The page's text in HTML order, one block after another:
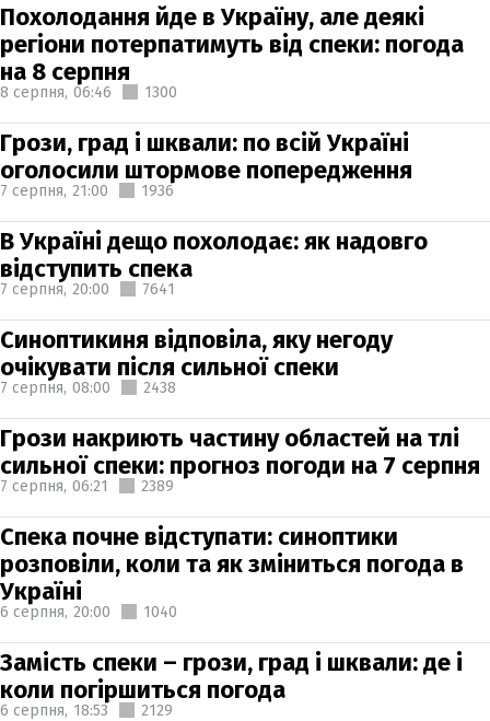
Похолодання йде в Україну, але деякі
регіони потерпатимуть від спеки: погода
на 8 серпня
8 серпня, 06:46 1300
Грози, град і шквали: по всій Україні
оголосили штормове попередження
7 серпня, 21:00 1936
В Україні дещо похолодає: як надовго
відступить спека
7 серпня, 20:00 7641
Синоптикиня відповіла, яку негоду
очікувати після сильної спеки
7 серпня, 08:00 2438
Грози накриють частину областей на тлі
сильної спеки: прогноз погоди на 7 серпня
7 серпня, 06:21 2389
Спека почне відступати: синоптики
розповіли, коли та як зміниться погода в
Україні
6 серпня, 20:00 1040
Замість спеки – грози, град і шквали: де і
коли погіршиться погода
6 серпня, 18:53 2129